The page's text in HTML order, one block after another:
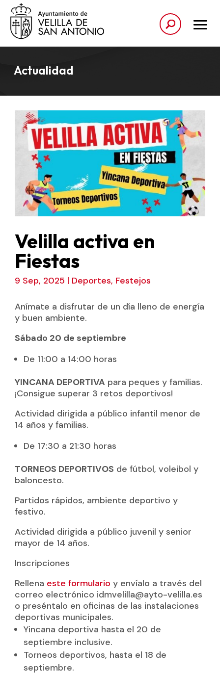
Actualidad
Velilla activa en
Fiestas
9 Sep, 2025 | Deportes, Festejos
Anímate a disfrutar de un día lleno de energía
y buen ambiente.
Sábado 20 de septiembre
De 11:00 a 14:00 horas
YINCANA DEPORTIVApara peques y familias.
¡Consigue superar 3 retos deportivos!
Actividad dirigida a público infantil menor de
14 años y familias.
De 17:30 a 21:30 horas
TORNEOS DEPORTIVOS de fútbol, voleibol y
baloncesto.
Partidos rápidos, ambiente deportivo y
festivo.
Actividad dirigida a público juvenil y senior
mayor de 14 años.
Inscripciones
Rellena este formulario y envíalo a través del
correo electrónico idmvelilla@ayto-velilla.es
o preséntalo en oficinas de las instalaciones
deportivas municipales.
Yincana deportiva hasta el 20 de
septiembre inclusive.
Torneos deportivos, hasta el 18 de
septiembre.